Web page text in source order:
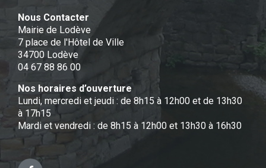
Nous Contacter
Mairie de Lodève
7 place de l'Hôtel de Ville
34700 Lodève
04 67 88 86 00
Nos horaires d’ouverture
Lundi, mercredi et jeudi : de 8h15 à 12h00 et de 13h30
à 17h15
Mardi et vendredi : de 8h15 à 12h00 et 13h30 à 16h30